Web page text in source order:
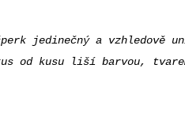
jedinečný a
od kusu liší barvou,